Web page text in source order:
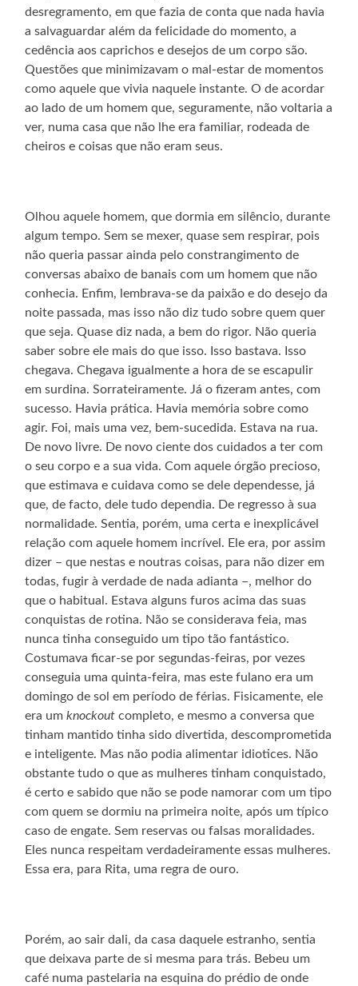
desregramento, em que fazia de conta que nada havia
a salvaguardar além da felicidade do momento, a
cedência aos caprichos e desejos de um corpo são.
Questões que minimizavam o mal-estar de momentos
como aquele que vivia naquele instante. O de acordar
ao lado de um homem que, seguramente, não voltaria a
ver, numa casa que não lhe era familiar, rodeada de
cheiros e coisas que não eram seus.
Olhou aquele homem, que dormia em silêncio, durante
algum tempo. Sem se mexer, quase sem respirar, pois
não queria passar ainda pelo constrangimento de
conversas abaixo de banais com um homem que não
conhecia. Enfim, lembrava-se da paixão e do desejo da
noite passada, mas isso não diz tudo sobre quem quer
que seja. Quase diz nada, a bem do rigor. Não queria
saber sobre ele mais do que isso. Isso bastava. Isso
chegava. Chegava igualmente a hora de se escapulir
em surdina. Sorrateiramente. Já o fizeram antes, com
sucesso. Havia prática. Havia memória sobre como
agir. Foi, mais uma vez, bem-sucedida. Estava na rua.
De novo livre. De novo ciente dos cuidados a ter com
o seu corpo e a sua vida. Com aquele órgão precioso,
que estimava e cuidava como se dele dependesse, já
que, de facto, dele tudo dependia. De regresso à sua
normalidade. Sentia, porém, uma certa e inexplicável
relação com aquele homem incrível. Ele era, por assim
dizer – que nestas e noutras coisas, para não dizer em
todas, fugir à verdade de nada adianta –, melhor do
que o habitual. Estava alguns furos acima das suas
conquistas de rotina. Não se considerava feia, mas
nunca tinha conseguido um tipo tão fantástico.
Costumava ficar-se por segundas-feiras, por vezes
conseguia uma quinta-feira, mas este fulano era um
domingo de sol em período de férias. Fisicamente, ele
era umknockout completo, e mesmo a conversa que
tinham mantido tinha sido divertida, descomprometida
e inteligente. Mas não podia alimentar idiotices. Não
obstante tudo o que as mulheres tinham conquistado,
é certo e sabido que não se pode namorar com um tipo
com quem se dormiu na primeira noite, após um típico
caso de engate. Sem reservas ou falsas moralidades.
Eles nunca respeitam verdadeiramente essas mulheres.
Essa era, para Rita, uma regra de ouro.
Porém, ao sair dali, da casa daquele estranho, sentia
que deixava parte de si mesma para trás. Bebeu um
café numa pastelaria na esquina do prédio de onde